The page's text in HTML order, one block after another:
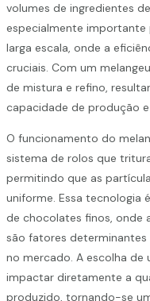
volumes de ingredientes
especialmente importante
larga escala, onde a
cruciais. Com um
de mistura e refino,
capacidade de produção
O funcionamento do
sistema de rolos que
permitindo que as
uniforme. Essa tecnologia
de chocolates finos, onde
são fatores
no mercado. A escolha de
impactar diretamente a
produzido, tornando-se